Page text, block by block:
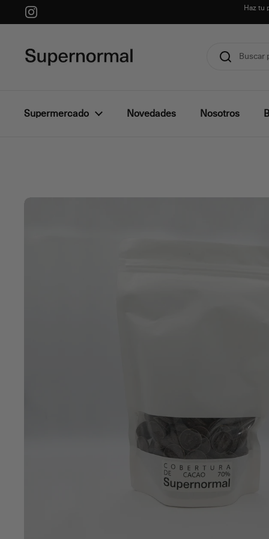
Ir al contenido
Instagram
Haz tu
Supermercado Novedades Nosotros